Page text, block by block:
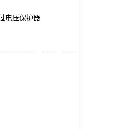
电压保护器